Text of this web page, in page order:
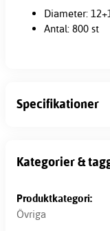
Diameter:
Antal: 800 st
Specifikationer
Kategorier &
Produktkategori:
Övriga